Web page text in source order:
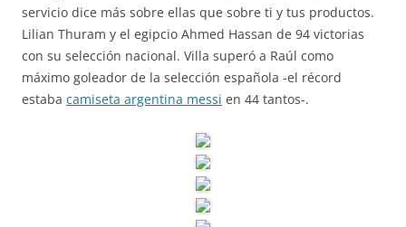
servicio dice más sobre ellas que sobre ti y tus productos.
Lilian Thuram y el egipcio Ahmed Hassan de 94 victorias
con su selección nacional. Villa superó a Raúl como
máximo goleador de la selección española -el récord
estaba camiseta argentina messi en 44 tantos-.